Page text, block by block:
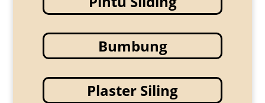
Bumbung
Plaster Siling